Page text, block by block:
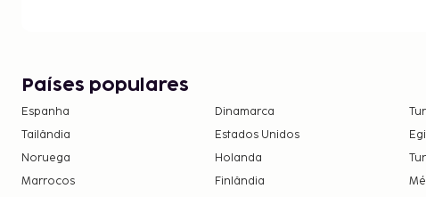
poderão estar sujeitas a alterações).
Taxa de limpeza: 25 EUR por dia
A lista anterior pode não estar completa. As taxas e
não incluir impostos e estão sujeitos a alterações.
Países populares
Espanha Dinamarca
Tailândia
Estados Unidos
Noruega
Holanda
Marrocos
Finlândia